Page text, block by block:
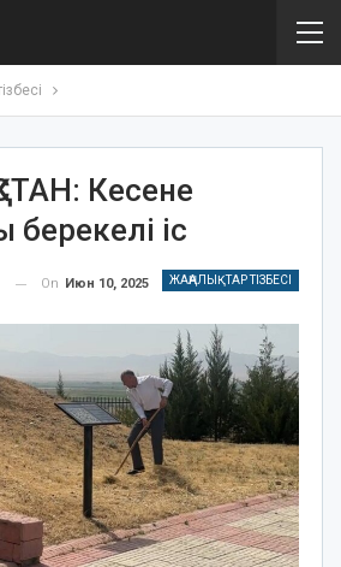
Кесене
іс
ЖАҢАЛЫҚТАР ТІЗБЕСІ
On Июн 10, 2025